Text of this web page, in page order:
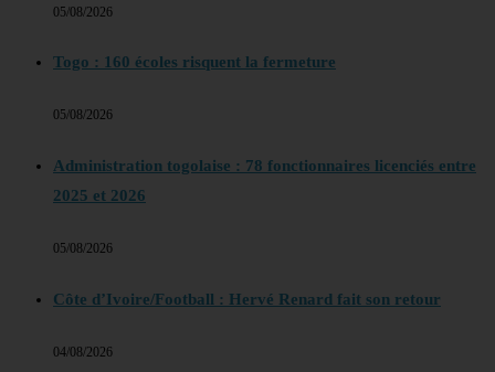
05/08/2026
Togo : 160 écoles risquent la fermeture
05/08/2026
Administration togolaise : 78 fonctionnaires licenciés entre
2025 et 2026
05/08/2026
Côte d’Ivoire/Football : Hervé Renard fait son retour
04/08/2026